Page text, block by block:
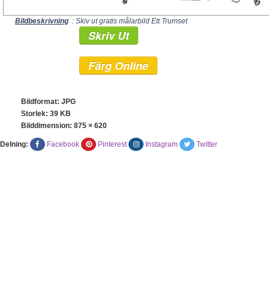
Bildbeskrivning : Skiv ut gratis målarbild Ett Trumset
Skriv Ut
Färg Online
Bildformat: JPG
Storlek: 39 KB
Bilddimension: 875 × 620
Delning: Facebook Pinterest Instagram Twitter